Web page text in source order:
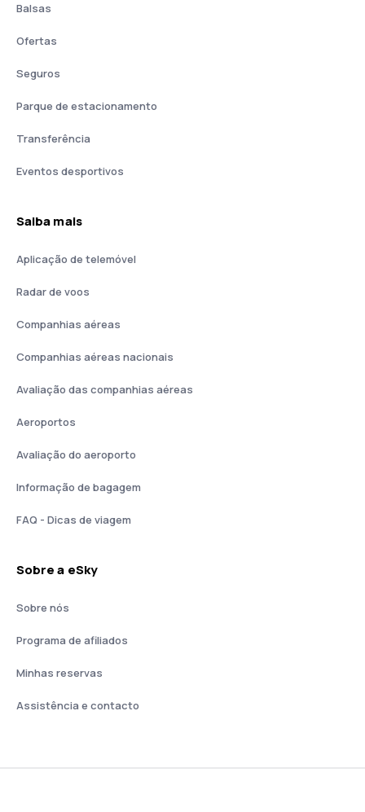
Balsas
Ofertas
Seguros
Parque de estacionamento
Transferência
Eventos desportivos
Saiba mais
Aplicação de telemóvel
Radar de voos
Companhias aéreas
Companhias aéreas nacionais
Avaliação das companhias aéreas
Aeroportos
Avaliação do aeroporto
Informação de bagagem
FAQ - Dicas de viagem
Sobre a eSky
Sobre nós
Programa de afiliados
Minhas reservas
Assistência e contacto